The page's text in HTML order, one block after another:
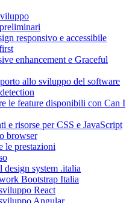
responsivo e accessibile
enhancement e Graceful
allo sviluppo del software
le feature disponibili con Can I
e risorse per CSS e JavaScript
browser
le prestazioni
system .italia
Bootstrap Italia
React
Angular